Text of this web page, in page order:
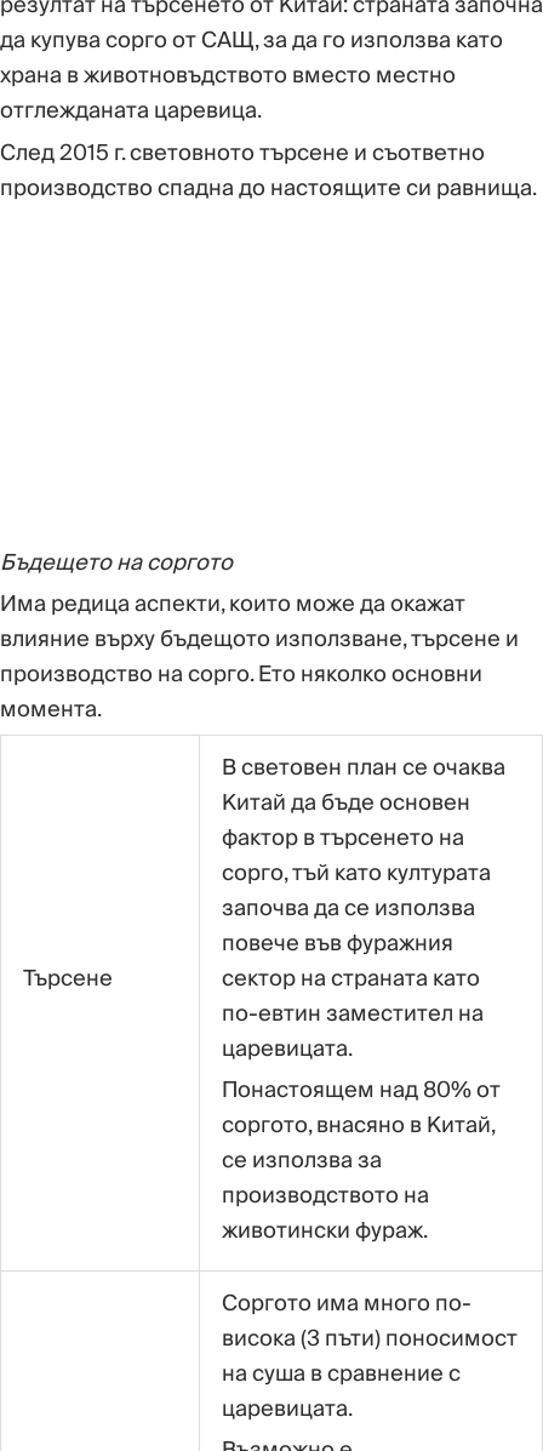
да купува сорго от САЩ, за да го използва като
храна в животновъдството вместо местно
отглежданата царевица.
След 2015 г. световното търсене и съответно
производство спадна до настоящите си равнища.
Бъдещето на соргото
Има редица аспекти, които може да окажат
влияние върху бъдещото използване, търсене и
производство на сорго. Ето няколко основни
момента.
Търсене
В световен план се очаква
Китай да бъде основен
фактор в търсенето на
сорго, тъй като културата
започва да се използва
повече във фуражния
сектор на страната като
по-евтин заместител на
царевицата.
Понастоящем над 80% от
соргото, внасяно в Китай,
се използва за
производството на
животински фураж.
Соргото има много по-
висока (3 пъти) поносимост
на суша в сравнение с
царевицата.